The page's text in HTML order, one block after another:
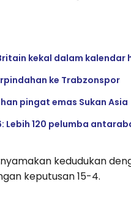
kekal dalam kalendar
ke Trabzonspor
pingat emas Sukan Asia
Lebih 120 pelumba
kedudukan
keputusan 15-4.